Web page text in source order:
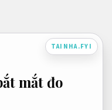
TAINHA.FYI
mắt đo